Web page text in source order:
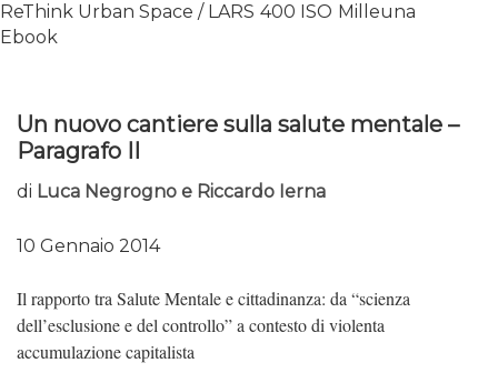
ReThink Urban Space / LARS 400 ISO Milleuna
Ebook
Un nuovo cantiere sulla salute mentale –
Paragrafo II
di Luca Negrogno e Riccardo Ierna
10 Gennaio 2014
Il rapporto tra Salute Mentale e cittadinanza: da “scienza
dell’esclusione e del controllo” a contesto di violenta
accumulazione capitalista